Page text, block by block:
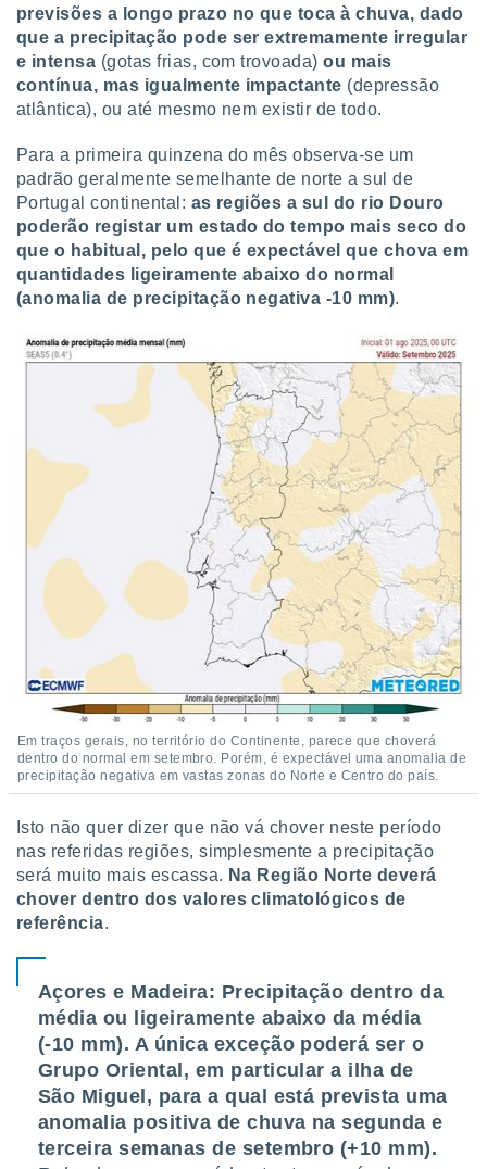
previsões a longo prazo no que toca à chuva, dado
que a precipitação pode ser extremamente irregular
e intensa (gotas frias, com trovoada) ou mais
contínua, mas igualmente impactante (depressão
atlântica), ou até mesmo nem existir de todo.
Para a primeira quinzena do mês observa-se um
padrão geralmente semelhante de norte a sul de
Portugal continental: as regiões a sul do rio Douro
poderão registar um estado do tempo mais seco do
que o habitual, pelo que é expectável que chova em
quantidades ligeiramente abaixo do normal
(anomalia de precipitação negativa -10 mm).
Em traços gerais, no território do Continente, parece que choverá
dentro do normal em setembro. Porém, é expectável uma anomalia de
precipitação negativa em vastas zonas do Norte e Centro do país.
Isto não quer dizer que não vá chover neste período
nas referidas regiões, simplesmente a precipitação
será muito mais escassa. Na Região Norte deverá
chover dentro dos valores climatológicos de
referência.
Açores e Madeira: Precipitação dentro da
média ou ligeiramente abaixo da média
(-10 mm). A única exceção poderá ser o
Grupo Oriental, em particular a ilha de
São Miguel, para a qual está prevista uma
anomalia positiva de chuva na segunda e
terceira semanas de setembro (+10 mm).